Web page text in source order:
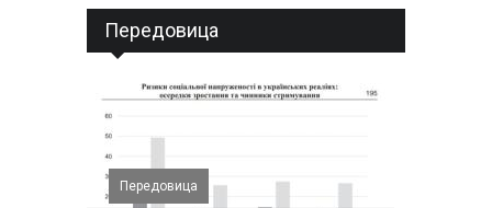
Передовица
Передовица